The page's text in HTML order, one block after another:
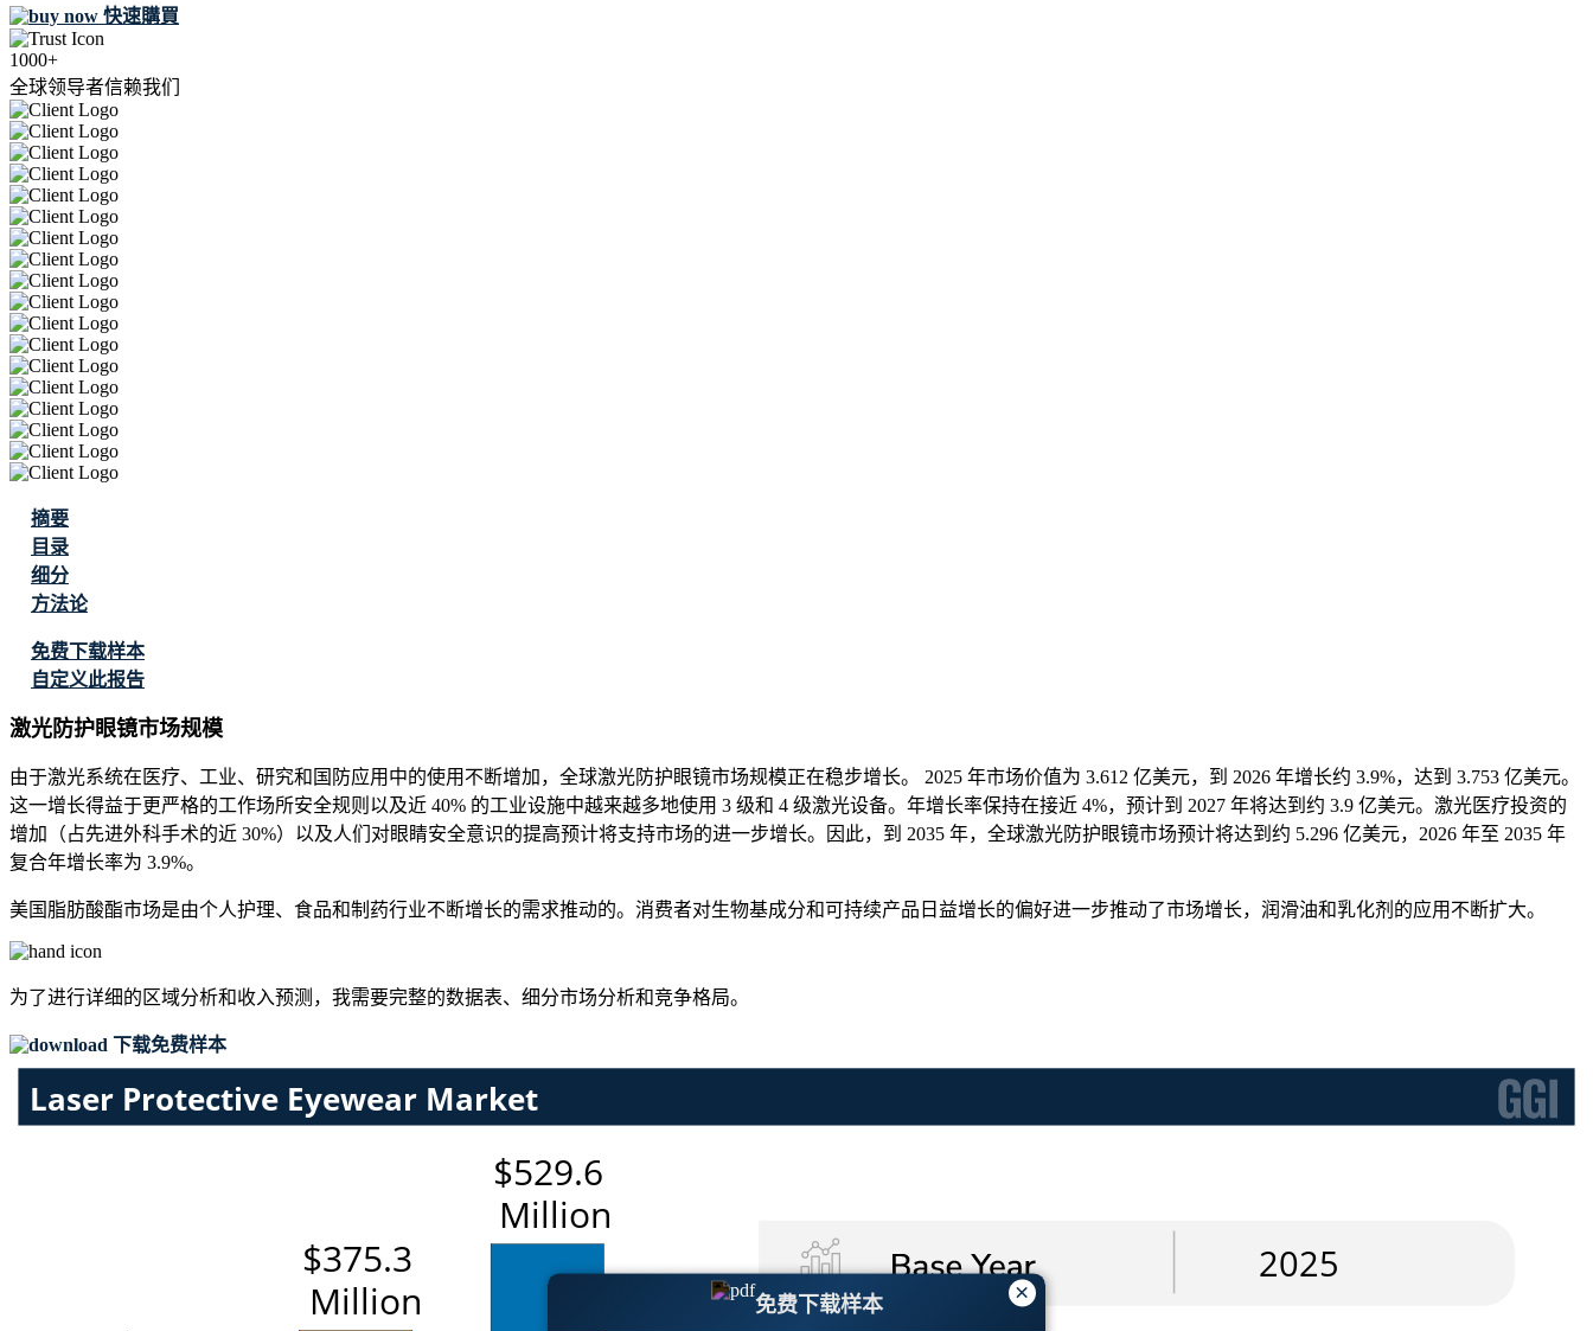
快速購買
1000+
全球领导者信赖我们
×
免费下载样本
摘要
目录
细分
方法论
免费下载样本
自定义此报告
激光防护眼镜市场规模
由于激光系统在医疗、工业、研究和国防应用中的使用不断增加，全球激光防护眼镜市场规模正在稳步增长。 2025 年市场价值为 3.612 亿美元，到 2026 年增长约 3.9%，达到 3.753 亿美元。
这一增长得益于更严格的工作场所安全规则以及近 40% 的工业设施中越来越多地使用 3 级和 4 级激光设备。年增长率保持在接近 4%，预计到 2027 年将达到约 3.9 亿美元。激光医疗投资的
增加（占先进外科手术的近 30%）以及人们对眼睛安全意识的提高预计将支持市场的进一步增长。因此，到 2035 年，全球激光防护眼镜市场预计将达到约 5.296 亿美元，2026 年至 2035 年
复合年增长率为 3.9%。
美国脂肪酸酯市场是由个人护理、食品和制药行业不断增长的需求推动的。消费者对生物基成分和可持续产品日益增长的偏好进一步推动了市场增长，润滑油和乳化剂的应用不断扩大。
为了进行详细的区域分析和收入预测，我需要完整的数据表、细分市场分析和竞争格局。
下载免费样本